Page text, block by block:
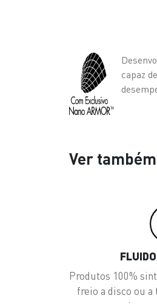
capaz
Ver também
Produtos 100%
freio a disco ou a